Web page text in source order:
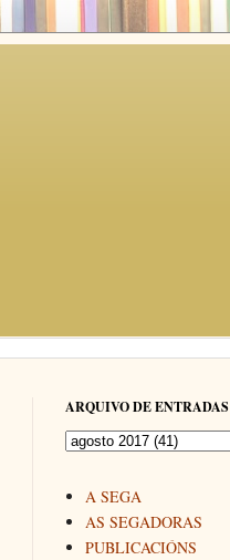
ARQUIVO DE ENTRADAS
A SEGA
AS SEGADORAS
PUBLICACIÓNS